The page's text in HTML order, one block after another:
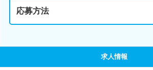
応募方法
求人情報